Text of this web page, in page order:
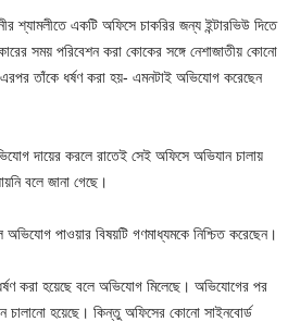
শ্যামলীতে একটি অফিসে চাকরির জন্য ইন্টারভিউ দিতে
সময় পরিবেশন করা কোকের সঙ্গে নেশাজাতীয় কোনো
তাঁকে ধর্ষণ করা হয়- এমনটাই অভিযোগ করেছেন
দায়ের করলে রাতেই সেই অফিসে অভিযান চালায়
বলে জানা গেছে।
পাওয়ার বিষয়টি গণমাধ্যমকে নিশ্চিত করেছেন।
করা হয়েছে বলে অভিযোগ মিলেছে। অভিযোগের পর
চালানো হয়েছে। কিন্তু অফিসের কোনো সাইনবোর্ড